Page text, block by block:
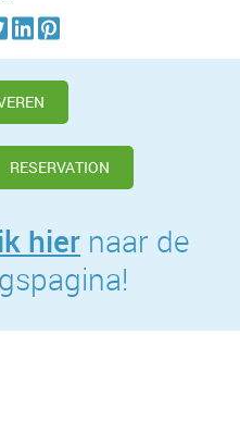
RESERVATION
hier naar de